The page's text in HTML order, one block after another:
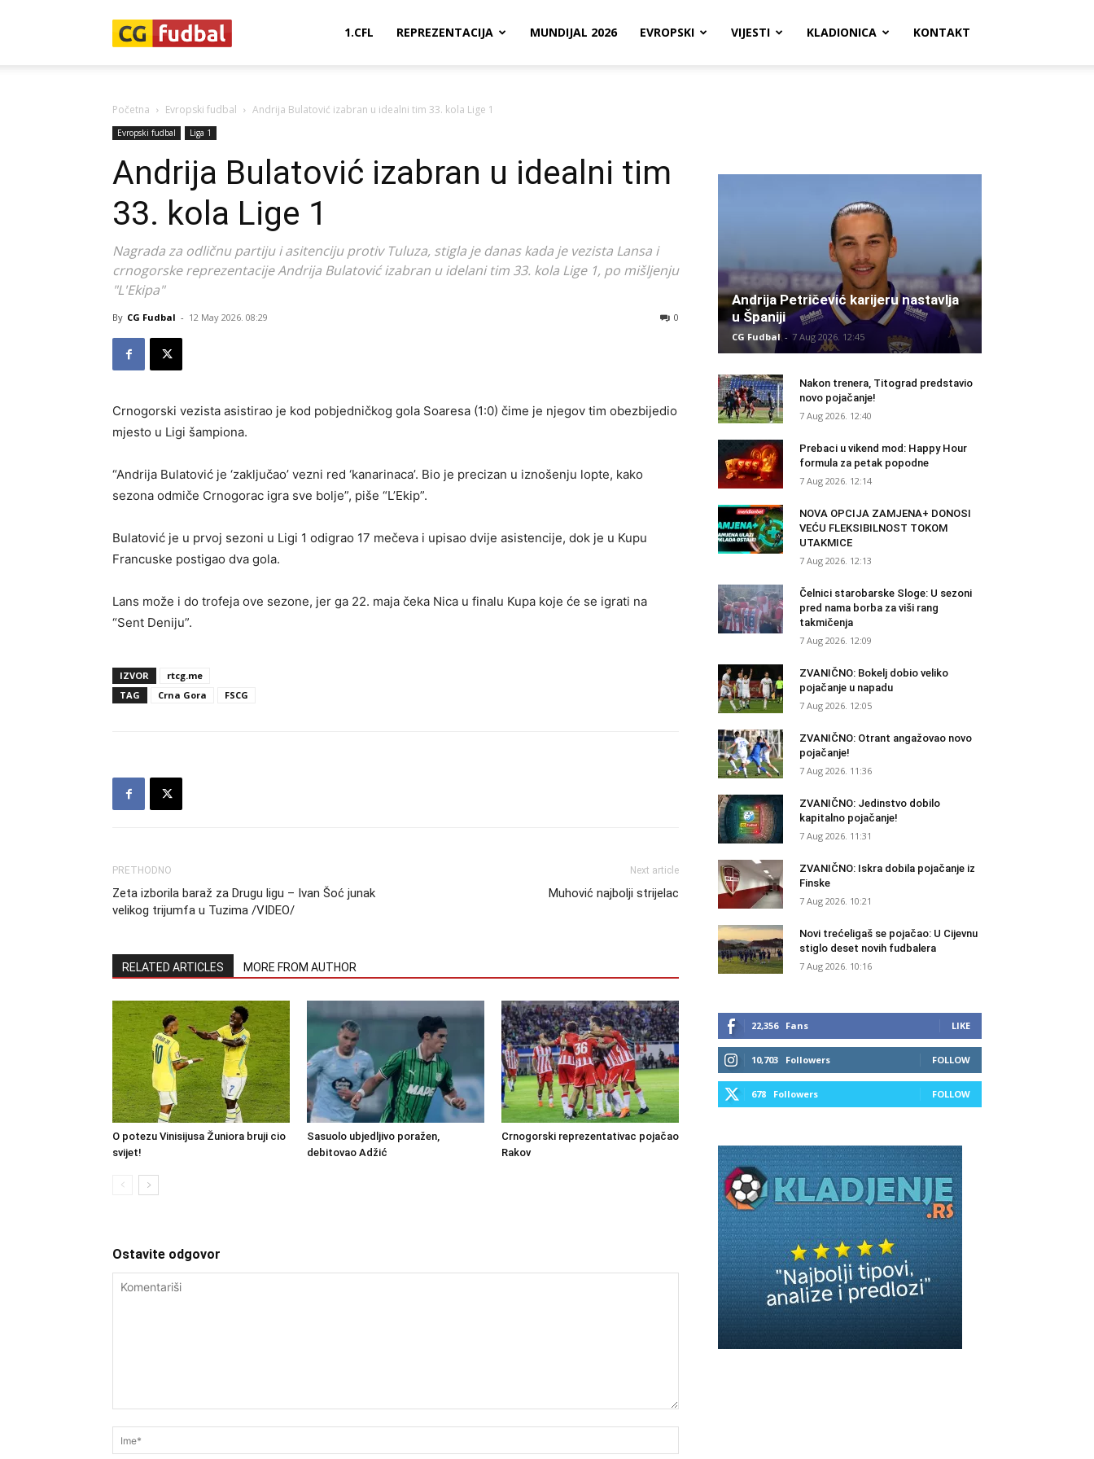
1.CFL REPREZENTACIJA MUNDIJAL 2026 EVROPSKI VIJESTI KLADIONICA KONTAKT
Početna Evropski fudbal Andrija Bulatović izabran u idealni tim 33. kola Lige 1
Evropski fudbal Liga 1
Andrija Bulatović izabran u idealni tim
33. kola Lige 1
Nagrada za odličnu partiju i asitenciju protiv Tuluza, stigla je danas kada je vezista Lansa i
crnogorske reprezentacije Andrija Bulatović izabran u idelani tim 33. kola Lige 1, po mišljenju
"L'Ekipa"
By CG Fudbal - 12 May 2026. 08:29 0
Crnogorski vezista asistirao je kod pobjedničkog gola Soaresa (1:0) čime je njegov tim obezbijedio
mjesto u Ligi šampiona.
“Andrija Bulatović je ‘zaključao’ vezni red ‘kanarinaca’. Bio je precizan u iznošenju lopte, kako
sezona odmiče Crnogorac igra sve bolje”, piše “L’Ekip”.
Bulatović je u prvoj sezoni u Ligi 1 odigrao 17 mečeva i upisao dvije asistencije, dok je u Kupu
Francuske postigao dva gola.
Lans može i do trofeja ove sezone, jer ga 22. maja čeka Nica u finalu Kupa koje će se igrati na
“Sent Deniju”.
IZVOR
rtcg.me
TAG
Crna Gora FSCG
PRETHODNO
Zeta izborila baraž za Drugu ligu – Ivan Šoć junak
velikog trijumfa u Tuzima /VIDEO/
Next article
Muhović najbolji strijelac
RELATED ARTICLES MORE FROM AUTHOR
O potezu Vinisijusa Žuniora bruji cio
svijet!
Sasuolo ubjedljivo poražen,
debitovao Adžić
Crnogorski reprezentativac pojačao
Rakov
Ostavite odgovor
Andrija Petričević karijeru nastavlja
u Španiji
CG Fudbal - 7 Aug 2026. 12:45
Nakon trenera, Titograd predstavio
novo pojačanje!
7 Aug 2026. 12:40
Prebaci u vikend mod: Happy Hour
formula za petak popodne
7 Aug 2026. 12:14
NOVA OPCIJA ZAMJENA+ DONOSI
VEĆU FLEKSIBILNOST TOKOM
UTAKMICE
7 Aug 2026. 12:13
Čelnici starobarske Sloge: U sezoni
pred nama borba za viši rang
takmičenja
7 Aug 2026. 12:09
ZVANIČNO: Bokelj dobio veliko
pojačanje u napadu
7 Aug 2026. 12:05
ZVANIČNO: Otrant angažovao novo
pojačanje!
7 Aug 2026. 11:36
ZVANIČNO: Jedinstvo dobilo
kapitalno pojačanje!
7 Aug 2026. 11:31
ZVANIČNO: Iskra dobila pojačanje iz
Finske
7 Aug 2026. 10:21
Novi trećeligaš se pojačao: U Cijevnu
stiglo deset novih fudbalera
7 Aug 2026. 10:16
22,356 Fans LIKE
10,703 Followers FOLLOW
678 Followers FOLLOW